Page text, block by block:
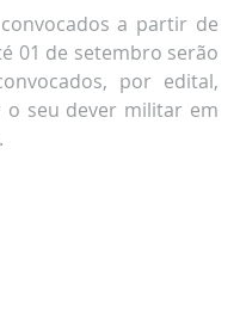
a partir de
01 de setembro serão
por edital,
seu dever militar em